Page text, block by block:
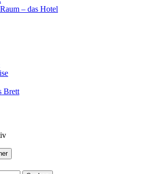
– das Hotel
Brett